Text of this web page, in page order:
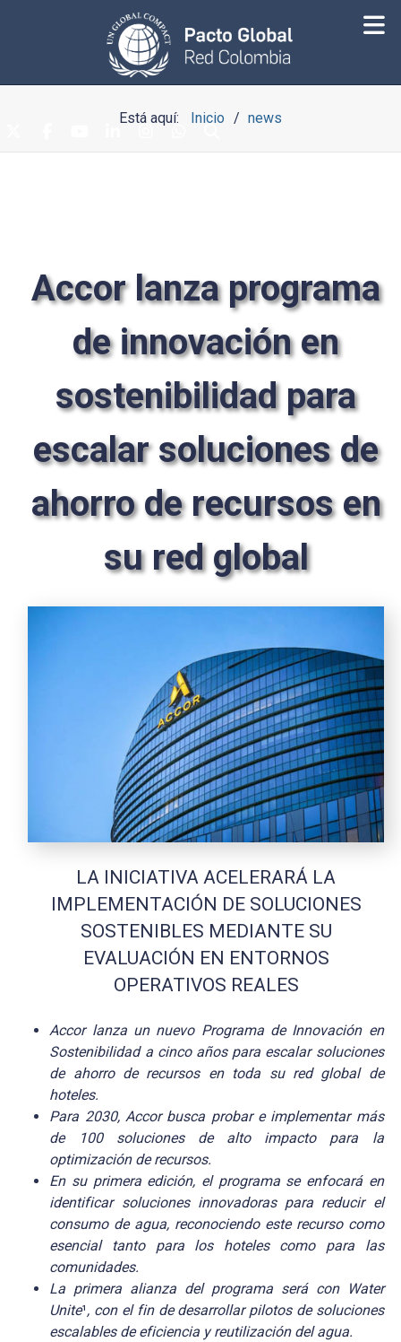
Está aquí: Inicio news
Accor lanza programa
de innovación en
sostenibilidad para
escalar soluciones de
ahorro de recursos en
su red global
LA INICIATIVA ACELERARÁ LA
IMPLEMENTACIÓN DE SOLUCIONES
SOSTENIBLES MEDIANTE SU
EVALUACIÓN EN ENTORNOS
OPERATIVOS REALES
Accor lanza un nuevo Programa de Innovación en
Sostenibilidad a cinco años para escalar soluciones
de ahorro de recursos en toda su red global de
hoteles.
Para 2030, Accor busca probar e implementar más
de 100 soluciones de alto impacto para la
optimización de recursos.
En su primera edición, el programa se enfocará en
identificar soluciones innovadoras para reducir el
consumo de agua, reconociendo este recurso como
esencial tanto para los hoteles como para las
comunidades.
La primera alianza del programa será con Water
Unite¹, con el fin de desarrollar pilotos de soluciones
escalables de eficiencia y reutilización del agua.